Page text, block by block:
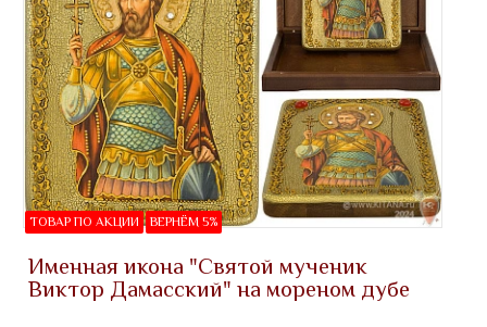
ТОВАР ПО АКЦИИ ВЕРНЁМ 5%
Именная икона "Святой мученик
Виктор Дамасский" на мореном дубе